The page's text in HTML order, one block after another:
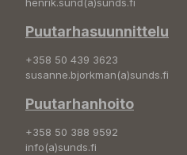
henrik.sund(a)sunds.fi
Puutarhasuunnittelu
+358 50 439 3623
susanne.bjorkman(a)sunds.fi
Puutarhanhoito
+358 50 388 9592
info(a)sunds.fi